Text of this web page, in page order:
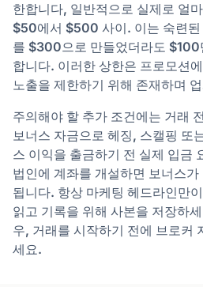
한합니다, 일반적으로 실제로 얼
$50에서 $500 사이. 이는 숙련
를 $300으로 만들었더라도 $100
합니다. 이러한 상한은 프로모션
노출을 제한하기 위해 존재하며
주의해야 할 추가 조건에는 거래
보너스 자금으로 헤징, 스캘핑 또
스 이익을 출금하기 전 실제 입금
법인에 계좌를 개설하면 보너스
됩니다. 항상 마케팅 헤드라인만
읽고 기록을 위해 사본을 저장하
우, 거래를 시작하기 전에 브로커
세요.